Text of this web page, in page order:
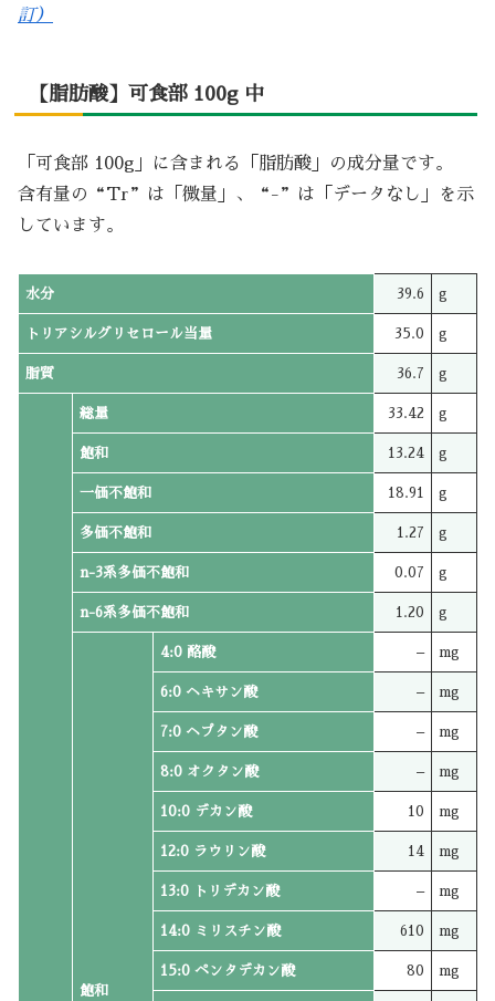
訂）
【脂肪酸】可食部 100g 中
「可食部 100g」に含まれる「脂肪酸」の成分量です。
含有量の“Tr”は「微量」、“-”は「データなし」を示
しています。
水分 39.6 g
トリアシルグリセロール当量 35.0 g
脂質 36.7 g
総量 33.42 g
飽和 13.24 g
一価不飽和 18.91 g
多価不飽和 1.27 g
n-3系多価不飽和 0.07 g
n-6系多価不飽和 1.20 g
飽和
4:0 酪酸 – mg
6:0 ヘキサン酸 – mg
7:0 ヘプタン酸 – mg
8:0 オクタン酸 – mg
10:0 デカン酸 10 mg
12:0 ラウリン酸 14 mg
13:0 トリデカン酸 – mg
14:0 ミリスチン酸 610 mg
15:0 ペンタデカン酸 80 mg